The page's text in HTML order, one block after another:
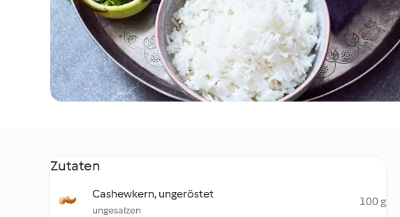
Zutaten
Cashewkern, ungeröstet
ungesalzen
100 g